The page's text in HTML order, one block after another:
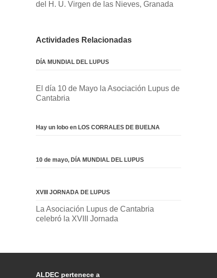
del H. U. Virgen de las Nieves, Granada
Actividades Relacionadas
DÍA MUNDIAL DEL LUPUS
El día 10 de Mayo la Asociación Lupus de
Cantabria
Hay un lobo en LOS CORRALES DE BUELNA
10 de mayo, DÍA MUNDIAL DEL LUPUS
XVIII JORNADA DE LUPUS
La Asociación Lupus de Cantabria
celebró la XVIII Jornada
ALDEC pertenece a